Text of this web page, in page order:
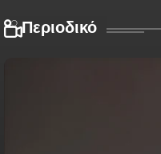
Περιοδικό